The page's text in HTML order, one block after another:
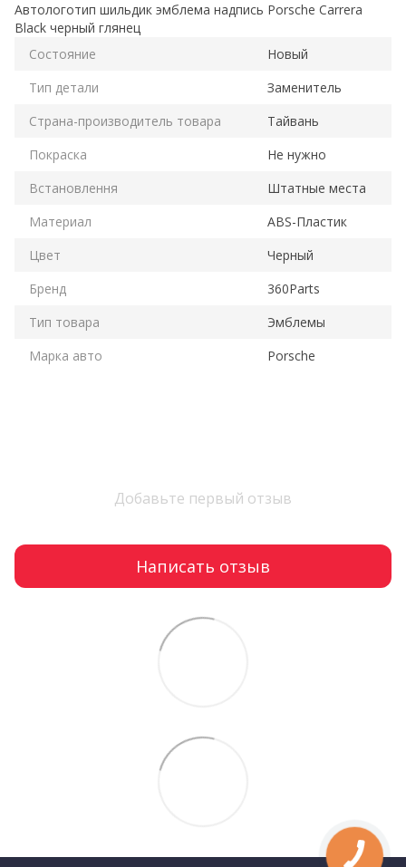
Автологотип шильдик эмблема надпись Porsche Carrera
Black черный глянец
Состояние
Новый
Тип детали
Заменитель
Страна-производитель товара
Тайвань
Покраска
Не нужно
Встановлення
Штатные места
Материал
ABS-Пластик
Цвет
Черный
Бренд
360Parts
Тип товара
Эмблемы
Марка авто
Porsche
Добавьте первый отзыв
Написать отзыв